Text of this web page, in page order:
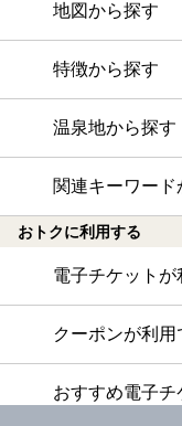
地図から探す
特徴から探す
温泉地から探す
関連キーワード
おトクに利用する
電子チケット
クーポンが利
おすすめ電子